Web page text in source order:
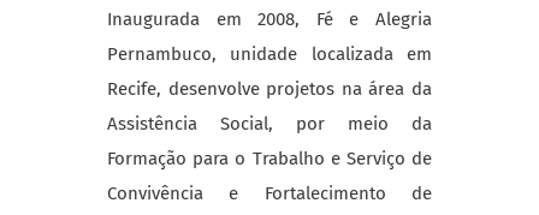
Inaugurada em 2008, Fé e Alegria
Pernambuco, unidade localizada em
Recife, desenvolve projetos na área da
Assistência Social, por meio da
Formação para o Trabalho e Serviço de
Convivência e Fortalecimento de